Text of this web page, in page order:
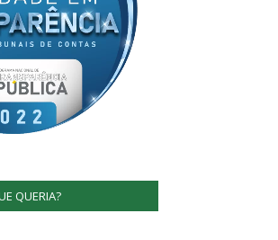
QUERIA?